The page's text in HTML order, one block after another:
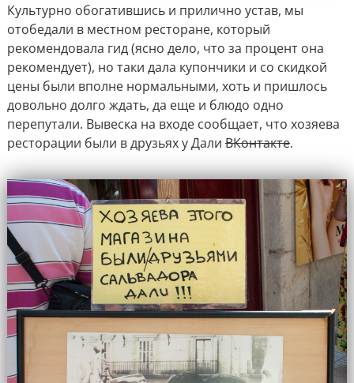
Культурно обогатившись и прилично устав, мы
отобедали в местном ресторане, который
рекомендовала гид (ясно дело, что за процент она
рекомендует), но таки дала купончики и со скидкой
цены были вполне нормальными, хоть и пришлось
довольно долго ждать, да еще и блюдо одно
перепутали. Вывеска на входе сообщает, что хозяева
ресторации были в друзьях у Дали ВКонтакте.